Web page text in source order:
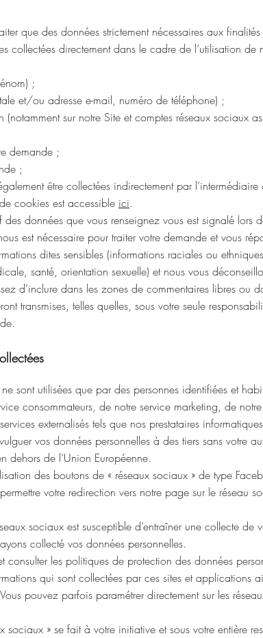
que des données strictement nécessaires aux
collectées directement dans le cadre de l’utilisation
;
et/ou adresse e-mail, numéro de téléphone) ;
sur notre Site et comptes réseaux sociaux
demande ;
;
être collectées indirectement par
cookies est accessible ici.
données que vous renseignez vous est signalé lors
est nécessaire pour traiter votre demande et vous
dites sensibles (informations raciales ou
santé, orientation sexuelle) et nous vous
d’inclure dans les zones de commentaires libres ou
transmises, telles quelles, sous votre seule
sont utilisées que par des personnes identifiées et
consommateurs, de notre service marketing, de
externalisés tels que nos prestataires
vos données personnelles à des tiers sans votre
dehors de l’Union Européenne.
des boutons de « réseaux sociaux » de type
votre redirection vers notre page sur le réseau
sociaux est susceptible d’entraîner une collecte de
collecté vos données personnelles.
consulter les politiques de protection des données
qui sont collectées par ces sites et applications
pouvez parfois paramétrer directement sur les
sociaux » se fait à votre initiative et sous votre entière